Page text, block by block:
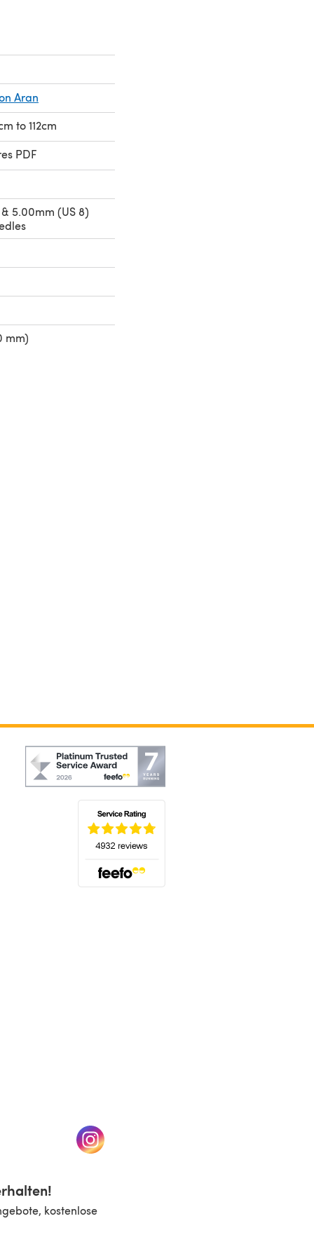
Aran
to 112cm
PDF
5.00mm (US 8)
mm)
neuen Tab)(öffnet sich in einem neuen Tab)
kostenlose